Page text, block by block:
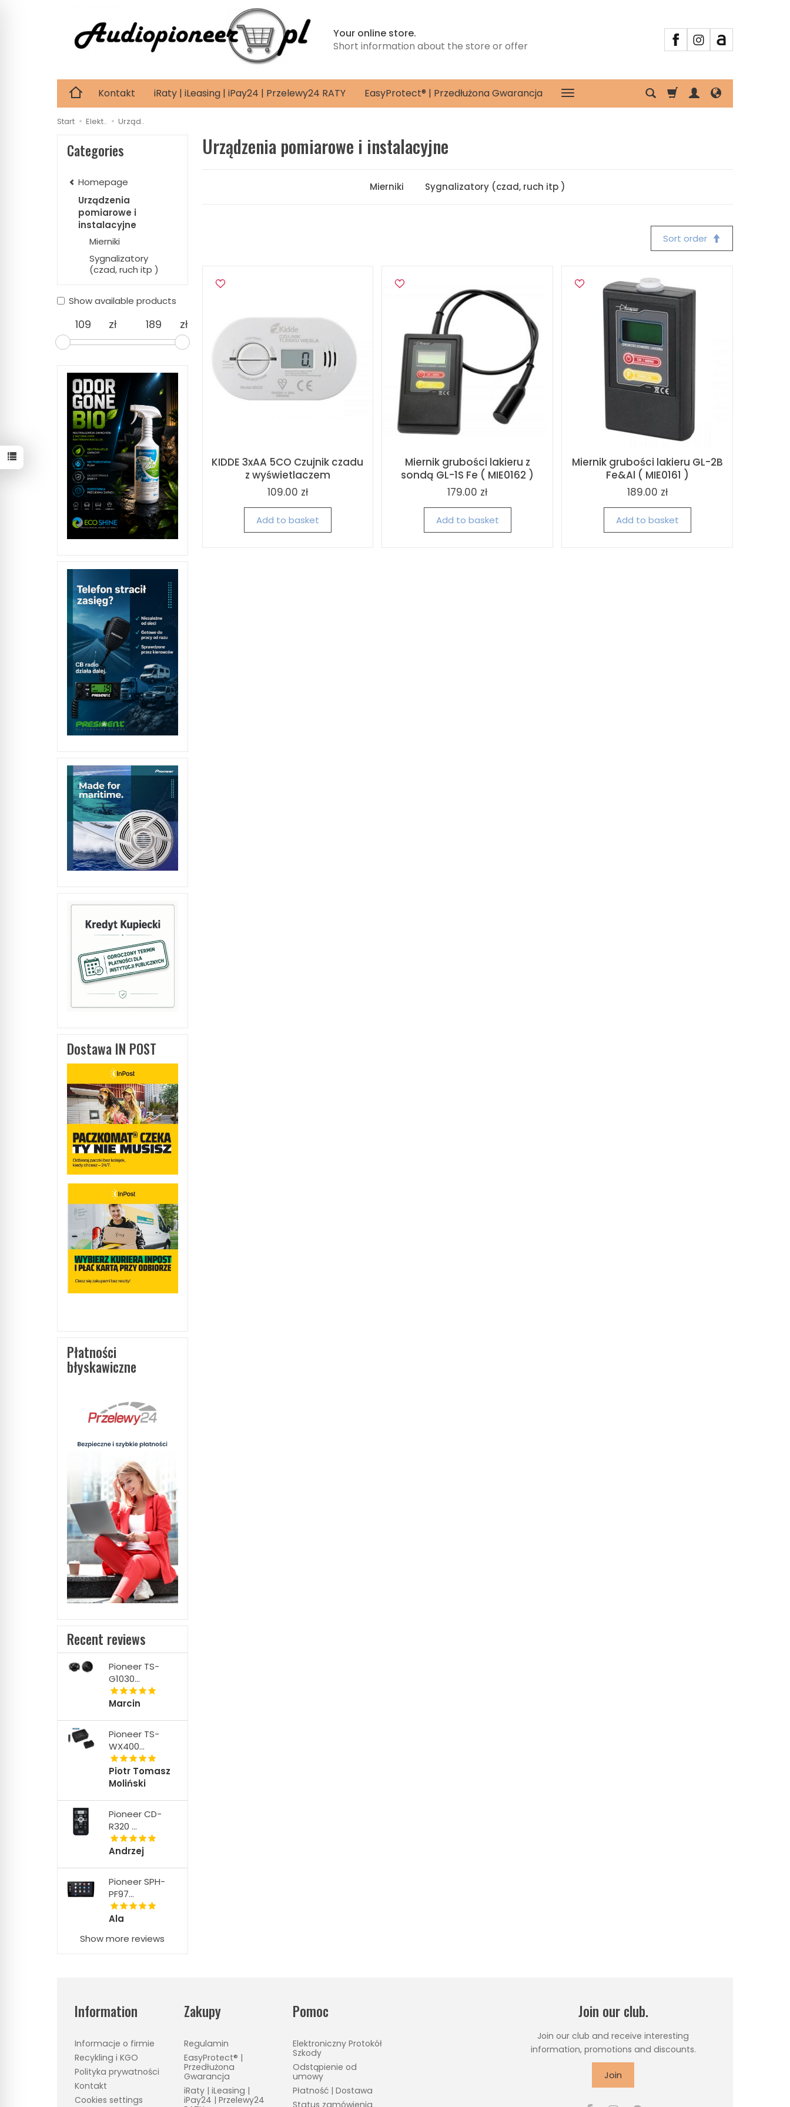
Your online store.
Short information about the store or offer
Kontakt iRaty | iLeasing | iPay24 | Przelewy24 RATY EasyProtect® | Przedłużona Gwarancja
Start Elekt.. Urząd..
Urządzenia pomiarowe i instalacyjne
Mierniki Sygnalizatory (czad, ruch itp )
Sort order
KIDDE 3xAA 5CO Czujnik czadu
z wyświetlaczem
109.00 zł
Add to basket
Miernik grubości lakieru z
sondą GL-1S Fe ( MIE0162 )
179.00 zł
Add to basket
Miernik grubości lakieru GL-2B
Fe&Al ( MIE0161 )
189.00 zł
Add to basket
Categories
Homepage
Urządzenia
pomiarowe i
instalacyjne
Mierniki
Sygnalizatory
(czad, ruch itp )
Show available products
zł zł
Dostawa IN POST
Płatności
błyskawiczne
Recent reviews
Pioneer TS-
G1030...
Marcin
Pioneer TS-
WX400...
Piotr Tomasz
Moliński
Pioneer CD-
R320 ...
Andrzej
Pioneer SPH-
PF97...
Ala
Show more reviews
Information
Informacje o firmie
Recykling i KGO
Polityka prywatności
Kontakt
Cookies settings
Zakupy
Regulamin
EasyProtect® |
Przedłużona
Gwarancja
iRaty | iLeasing |
iPay24 | Przelewy24
Pomoc
Elektroniczny Protokół
Szkody
Odstąpienie od
umowy
Płatność | Dostawa
Join our club.
Join our club and receive interesting
information, promotions and discounts.
Join